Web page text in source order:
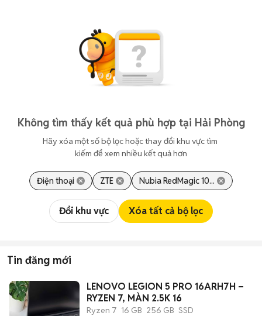
Không tìm thấy kết quả phù hợp tại Hải Phòng
Hãy xóa một số bộ lọc hoặc thay đổi khu vực tìm
kiếm để xem nhiều kết quả hơn
Điện thoại ZTE Nubia RedMagic 10...
Đổi khu vực Xóa tất cả bộ lọc
Tin đăng mới
LENOVO LEGION 5 PRO 16ARH7H –
RYZEN 7, MÀN 2.5K 16
Ryzen 7 16 GB 256 GB SSD